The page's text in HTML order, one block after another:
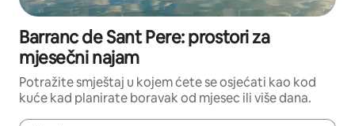
Barranc de Sant Pere: prostori za
mjesečni najam
Potražite smještaj u kojem ćete se osjećati kao kod
kuće kad planirate boravak od mjesec ili više dana.